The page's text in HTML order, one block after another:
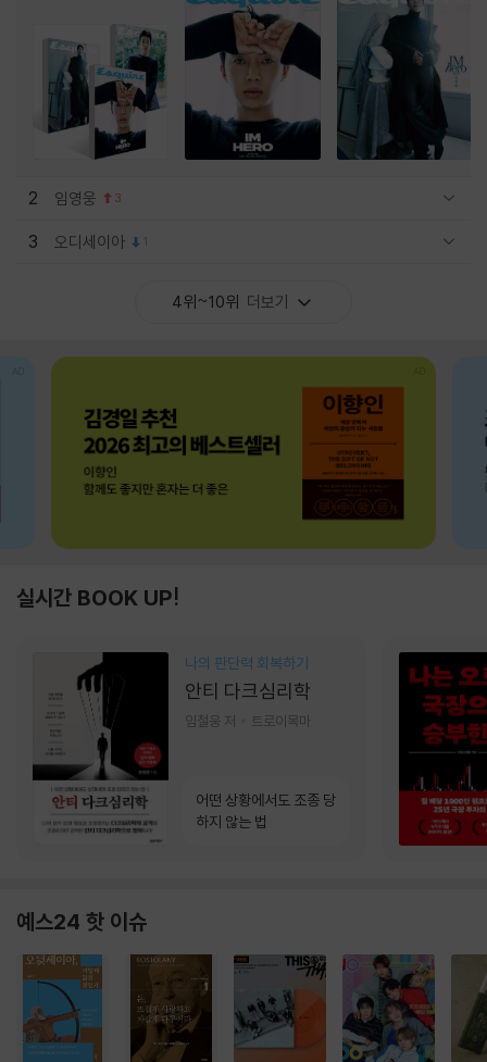
2 임영웅 3
3 오디세이아 1
4위~10위 더보기
실시간 BOOK UP!
나의 판단력 회복하기
안티 다크심리학
임철웅 저 트로이목마
어떤 상황에서도 조종 당
하지 않는 법
예스24 핫 이슈